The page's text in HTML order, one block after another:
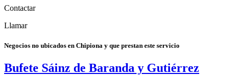
Contactar
Llamar
Negocios no ubicados en Chipiona y que prestan este servicio
Bufete Sáinz de Baranda y Gutiérrez